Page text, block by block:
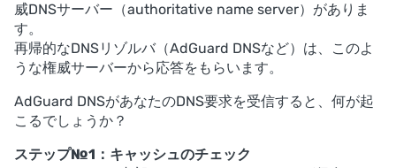
威DNSサーバー（authoritative name server）がありま
す。
再帰的なDNSリゾルバ（AdGuard DNSなど）は、このよ
うな権威サーバーから応答をもらいます。
AdGuard DNSがあなたのDNS要求を受信すると、何が起
こるでしょうか？
ステップ№1：キャッシュのチェック